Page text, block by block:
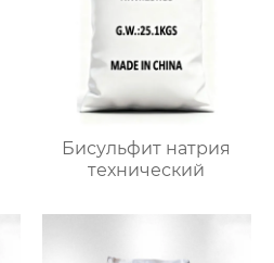
Бисульфит натрия
технический